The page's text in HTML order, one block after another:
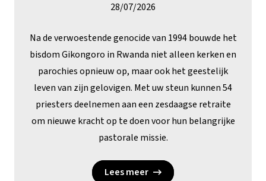
28/07/2026
Na de verwoestende genocide van 1994 bouwde het
bisdom Gikongoro in Rwanda niet alleen kerken en
parochies opnieuw op, maar ook het geestelijk
leven van zijn gelovigen. Met uw steun kunnen 54
priesters deelnemen aan een zesdaagse retraite
om nieuwe kracht op te doen voor hun belangrijke
pastorale missie.
Lees meer